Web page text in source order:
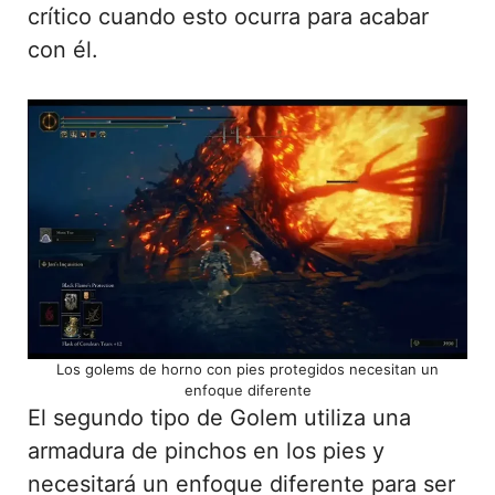
crítico cuando esto ocurra para acabar
con él.
Los golems de horno con pies protegidos necesitan un
enfoque diferente
El segundo tipo de Golem utiliza una
armadura de pinchos en los pies y
necesitará un enfoque diferente para ser